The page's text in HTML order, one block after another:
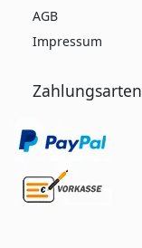
AGB
Impressum
Zahlungsarten